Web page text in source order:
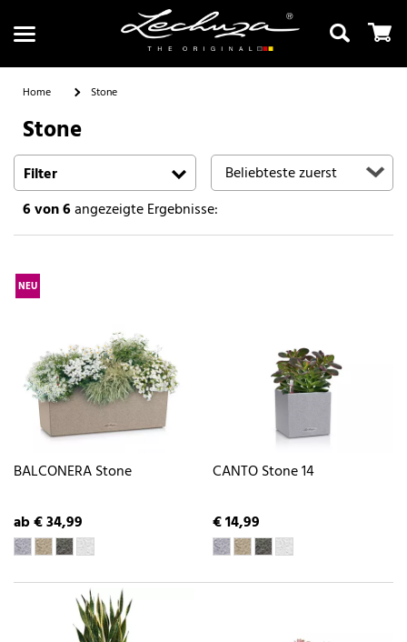
Suchen
Home Stone
Stone
Filter
6von 6angezeigte Ergebnisse:
NEU
BALCONERA Stone
ab € 34,99
CANTO Stone 14
€ 14,99